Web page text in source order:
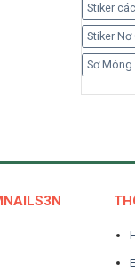
Stiker
Stiker Nơ
Sơ Móng